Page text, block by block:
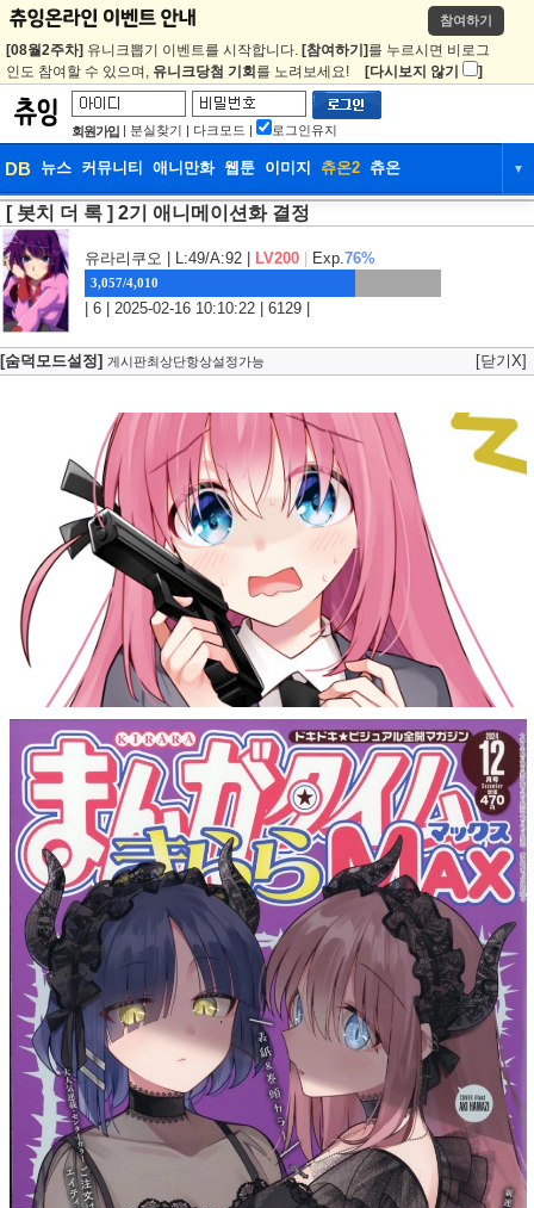
참여하기
[08월2주차] 유니크뽑기 이벤트를 시작합니다. [참여하기] 를 누르시면 비로그
인도 참여할 수 있으며, 유니크당첨 기회 를 노려보세요! [다시보지 않기 ]
회원가입 | 분실찾기 | 다크모드 | 로그인유지
DB 뉴스 커뮤니티 애니만화 웹툰 이미지 츄온2 츄온 ▼
DB 뉴스 커뮤니티
웹툰 이미지 츄온2
[ 봇치 더 록 ] 2기 애니메이션화 결정
유라리쿠오 | L:49/A:92 | LV200 Exp.76%
3,057/4,010
| 6 | 2025-02-16 10:10:22 | 6129 |
[숨덕모드설정] 게시판최상단항상설정가능 [닫기X]